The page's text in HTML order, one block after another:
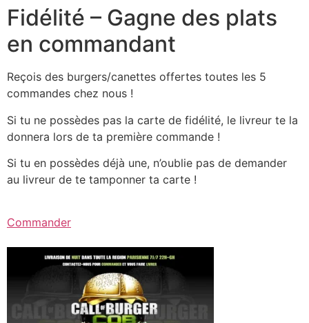
Fidélité – Gagne des plats
en commandant
Reçois des burgers/canettes offertes toutes les 5
commandes chez nous !
Si tu ne possèdes pas la carte de fidélité, le livreur te la
donnera lors de ta première commande !
Si tu en possèdes déjà une, n’oublie pas de demander
au livreur de te tamponner ta carte !
Commander